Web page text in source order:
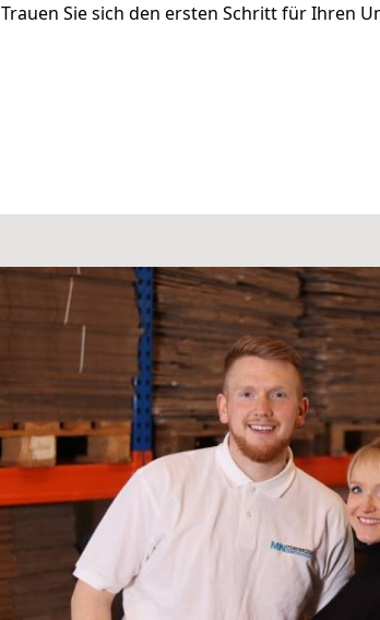
Trauen Sie sich den ersten Schritt für Ihren